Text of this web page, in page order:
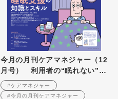
今月の月刊ケアマネジャー（12
月号） 利用者の“眠れない”に
どう対応する？ 睡眠支援の知
識とスキル
#ケアマネジャー
#今月の月刊ケアマネジャー